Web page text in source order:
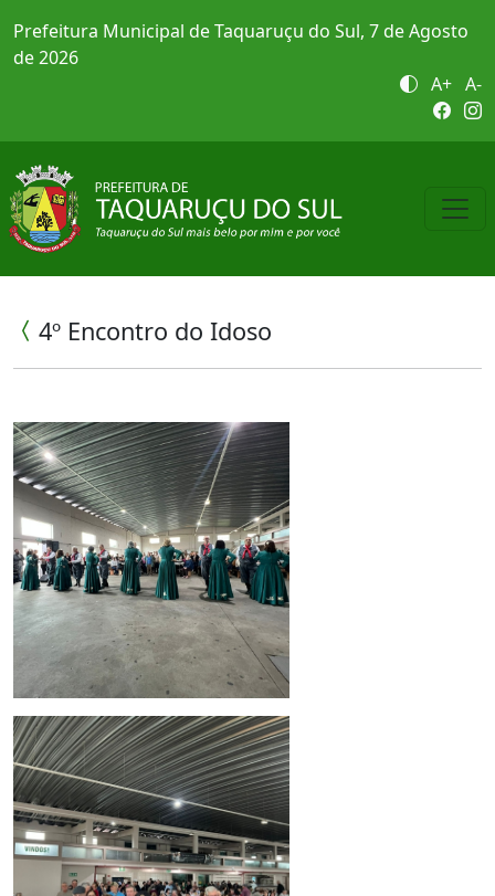
Prefeitura Municipal de Taquaruçu do Sul, 7 de Agosto
de 2026
A+ A-
4º Encontro do Idoso